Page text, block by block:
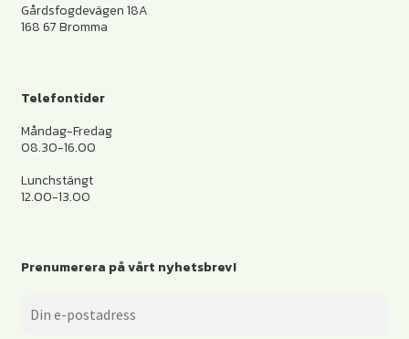
Gårdsfogdevägen 18A
168 67 Bromma
Telefontider
Måndag-Fredag
08.30-16.00
Lunchstängt
12.00-13.00
Prenumerera på vårt nyhetsbrev!